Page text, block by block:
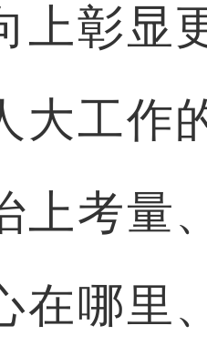
上彰显
大工作
上考量
在哪里